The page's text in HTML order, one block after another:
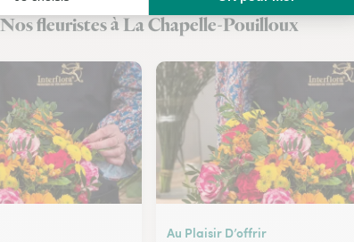
Fleuristes à
Nos fleuristes à La Chapelle-Pouilloux
Au Plaisir D’offrir